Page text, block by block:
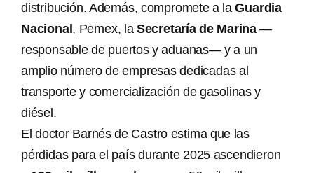
distribución. Además, compromete a la Guardia
Nacional , Pemex, la Secretaría de Marina —
responsable de puertos y aduanas— y a un
amplio número de empresas dedicadas al
transporte y comercialización de gasolinas y
diésel.
El doctor Barnés de Castro estima que las
pérdidas para el país durante 2025 ascendieron